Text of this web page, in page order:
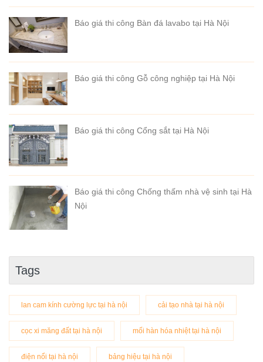
Báo giá thi công Bàn đá lavabo tại Hà Nội
Báo giá thi công Gỗ công nghiệp tại Hà Nội
Báo giá thi công Cổng sắt tại Hà Nội
Báo giá thi công Chống thấm nhà vệ sinh tại Hà
Nội
Tags
lan cam kính cường lực tại hà nội cải tạo nhà tại hà nội
cọc xi măng đất tại hà nội mối hàn hóa nhiệt tại hà nội
điện nổi tại hà nội bảng hiệu tại hà nội